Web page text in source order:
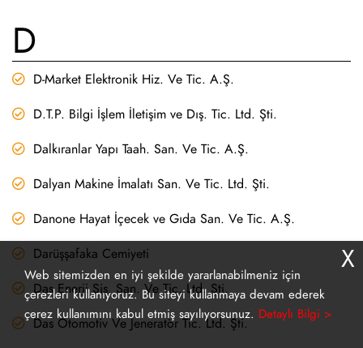
D
D-Market Elektronik Hiz. Ve Tic. A.Ş.
D.T.P. Bilgi İşlem İletişim ve Dış. Tic. Ltd. Şti.
Dalkıranlar Yapı Taah. San. Ve Tic. A.Ş.
Dalyan Makine İmalatı San. Ve Tic. Ltd. Şti.
Danone Hayat İçecek ve Gıda San. Ve Tic. A.Ş.
Darüşşafaka Cemiyeti
Das Enerji Sis. San. Ve Tic. Ltd. Şti.
Das Otomotiv Ve Jeneratör Tic. Ltd. Şti.
Web sitemizden en iyi şekilde yararlanabilmeniz için
çerezleri kullanıyoruz. Bu siteyi kullanmaya devam ederek
çerez kullanımını kabul etmiş sayılıyorsunuz. Detaylı Bilgi >
X